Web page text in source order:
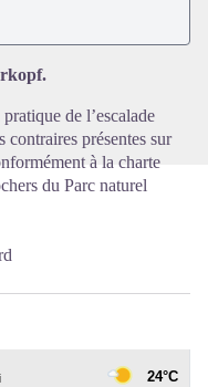
de l’escalade
présentes sur
à la charte
du Parc naturel